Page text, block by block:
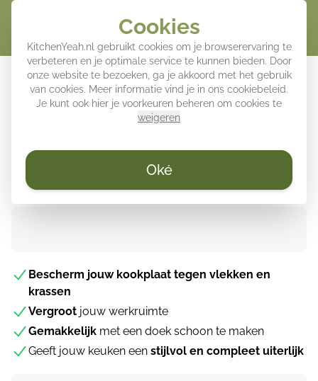
Cookies
KitchenYeah.nl gebruikt cookies om je browserervaring te
verbeteren en je optimale service te kunnen bieden. Door
onze website te bezoeken, ga je akkoord met het gebruik
van cookies. Meer informatie vind je in ons cookiebeleid.
Je kunt ook hier je voorkeuren beheren om cookies te
weigeren
Oké
Inductie beschermer - Effen Zwart
Direct uit voorraad leverbaar
Bescherm jouw kookplaat tegen vlekken en
krassen
Vergroot jouw werkruimte
Gemakkelijk met een doek schoon te maken
Geeft jouw keuken een stijlvol en compleet uiterlijk